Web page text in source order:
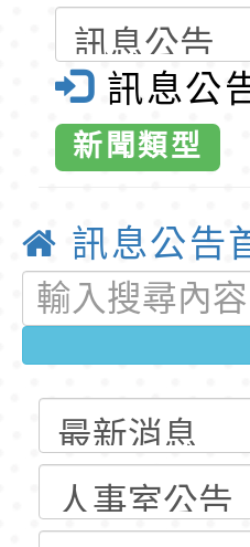
教師韌性
程」
轉農業
「115年
訓練課
錄取公
民小學
桃園市
梯特教
公告(尚
東門國
梯特教
公告(尚
特殊教
明手冊(
說明影片
轉知臺
光城市
走」動
本府115
員健康
心」，
清華光
動時代
轉環境
特
甄
訊息公
新聞類型
訊息公告